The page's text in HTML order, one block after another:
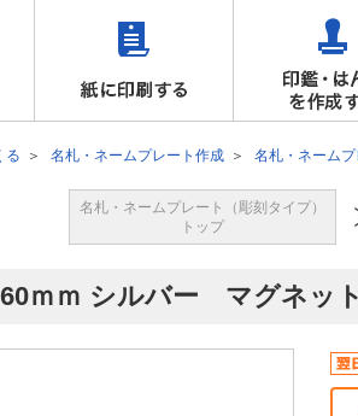
る 名札・ネームプレート作成 名札・ネームプ
名札・ネームプレート（彫刻タイプ）
トップ
ｍｍ シルバー マグネッ